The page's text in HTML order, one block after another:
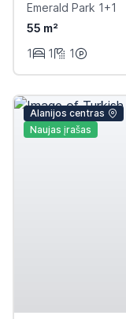
Emerald Park 1+1
55 m²
1
1 1
Alanijos centras
Naujas įrašas